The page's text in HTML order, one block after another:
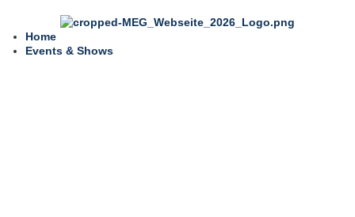
Home
Events & Shows